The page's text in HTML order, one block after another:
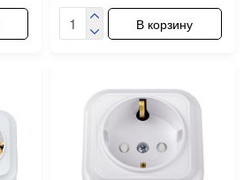
В корзину